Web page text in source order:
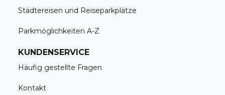
Städtereisen und Reiseparkplätze
Parkmöglichkeiten A-Z
KUNDENSERVICE
Häufig gestellte Fragen
Kontakt